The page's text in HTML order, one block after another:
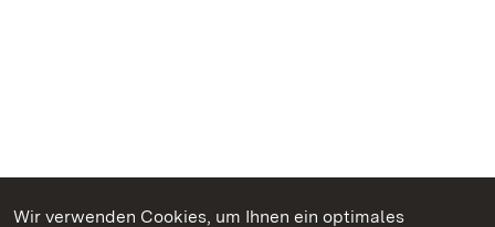
Wir verwenden Cookies, um Ihnen ein optimales